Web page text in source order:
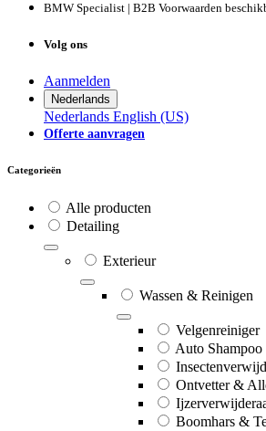
BMW Specialist | B2B Voorwaarden
Volg ons
Aanmelden
Nederlands
Nederlands English (US)
Offerte aanvragen
Categorieën
Alle producten
Detailing
Exterieur
Wassen & Reinigen
Velgenreiniger
Auto
Ontvetter &
Boomhars &